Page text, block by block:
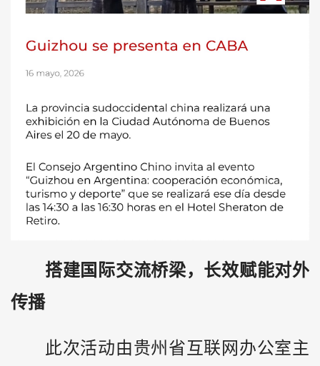
搭建国际交流桥梁，长效赋能对外
传播
此次活动由贵州省互联网办公室主